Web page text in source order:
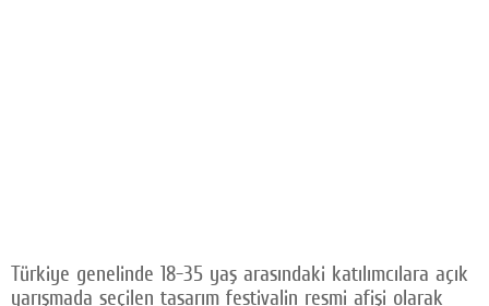
Türkiye genelinde 18-35 yaş arasındaki katılımcılara açık
yarışmada seçilen tasarım festivalin resmi afişi olarak